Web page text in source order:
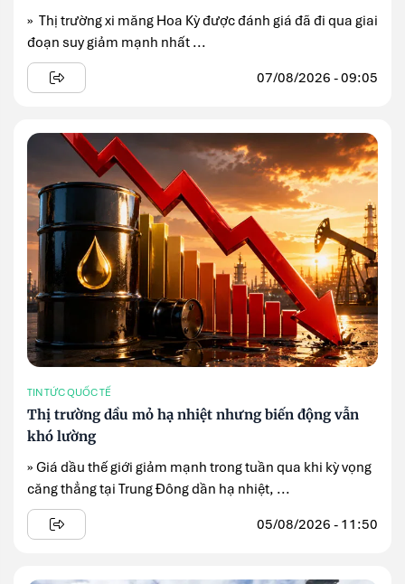
» Thị trường xi măng Hoa Kỳ được đánh giá đã đi qua giai
đoạn suy giảm mạnh nhất ...
07/08/2026 - 09:05
TIN TỨC QUỐC TẾ
Thị trường dầu mỏ hạ nhiệt nhưng biến động vẫn
khó lường
» Giá dầu thế giới giảm mạnh trong tuần qua khi kỳ vọng
căng thẳng tại Trung Đông dần hạ nhiệt, ...
05/08/2026 - 11:50